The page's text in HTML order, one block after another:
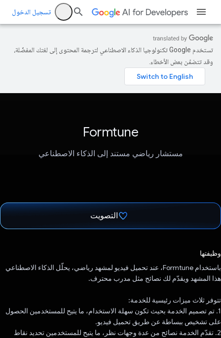
تسجيل الدخول
تستخدم Google تكنولوجيا الذكاء الاصطناعي لترجمة المحتوى إلى لغتك المفضّلة،
وقد تتضمّن بعض الأخطاء.
Formtune
مستشار رياضي مستند إلى الذكاء الاصطناعي
التصويت
وظيفتها
باستخدام Formtune، عند تحميل فيديو لمشهد رياضي، يحلّل الذكاء الاصطناعي
هذا المشهد ويقدّم لك نصائح مثل مدرب محترف.
تتوفر ثلاث ميزات رئيسية للخدمة:
1. تم تصميم الخدمة بحيث تكون سهلة الاستخدام، ما يتيح للمستخدمين الحصول
على تشخيص ببساطة عن طريق تحميل فيديو.
2. تقدّم الخدمة نصائح من عدة وجهات نظر، ما يتيح للمستخدمين تحديد نقاط